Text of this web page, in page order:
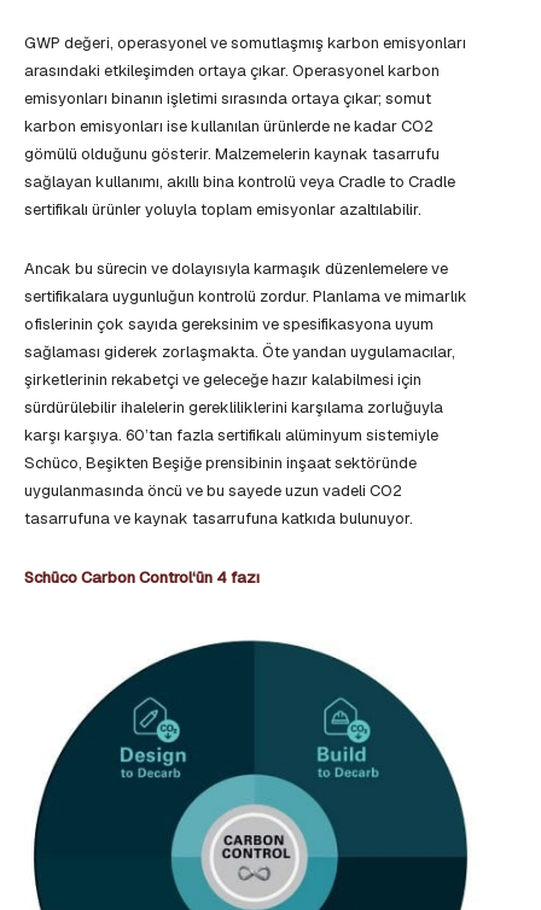
GWP değeri, operasyonel ve somutlaşmış karbon emisyonları
arasındaki etkileşimden ortaya çıkar. Operasyonel karbon
emisyonları binanın işletimi sırasında ortaya çıkar; somut
karbon emisyonları ise kullanılan ürünlerde ne kadar CO2
gömülü olduğunu gösterir. Malzemelerin kaynak tasarrufu
sağlayan kullanımı, akıllı bina kontrolü veya Cradle to Cradle
sertifikalı ürünler yoluyla toplam emisyonlar azaltılabilir.
Ancak bu sürecin ve dolayısıyla karmaşık düzenlemelere ve
sertifikalara uygunluğun kontrolü zordur. Planlama ve mimarlık
ofislerinin çok sayıda gereksinim ve spesifikasyona uyum
sağlaması giderek zorlaşmakta. Öte yandan uygulamacılar,
şirketlerinin rekabetçi ve geleceğe hazır kalabilmesi için
sürdürülebilir ihalelerin gerekliliklerini karşılama zorluğuyla
karşı karşıya. 60’tan fazla sertifikalı alüminyum sistemiyle
Schüco, Beşikten Beşiğe prensibinin inşaat sektöründe
uygulanmasında öncü ve bu sayede uzun vadeli CO2
tasarrufuna ve kaynak tasarrufuna katkıda bulunuyor.
Schüco Carbon Control‘ün 4 fazı